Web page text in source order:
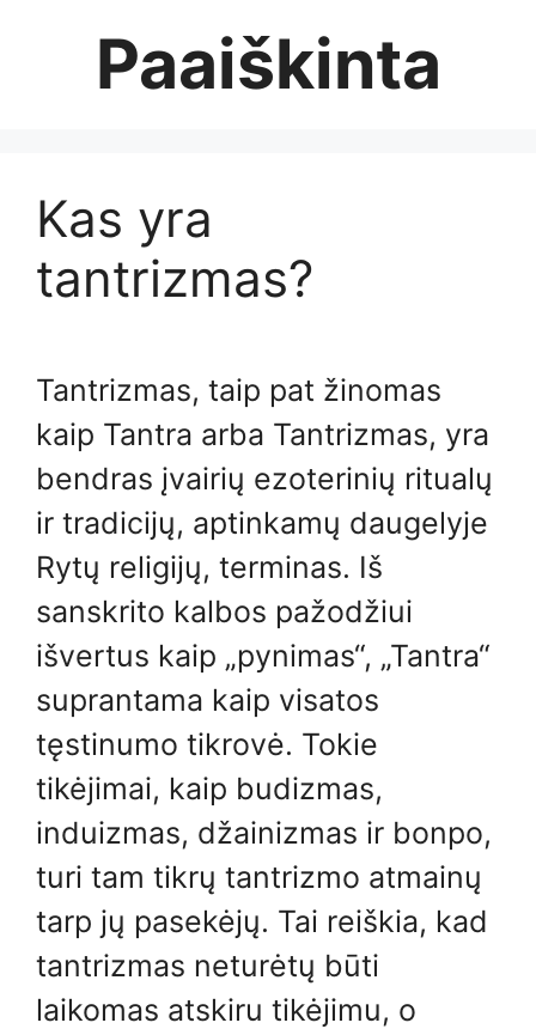
Paaiškinta
Kas yra
tantrizmas?
Tantrizmas, taip pat žinomas
kaip Tantra arba Tantrizmas, yra
bendras įvairių ezoterinių ritualų
ir tradicijų, aptinkamų daugelyje
Rytų religijų, terminas. Iš
sanskrito kalbos pažodžiui
išvertus kaip „pynimas“, „Tantra“
suprantama kaip visatos
tęstinumo tikrovė. Tokie
tikėjimai, kaip budizmas,
induizmas, džainizmas ir bonpo,
turi tam tikrų tantrizmo atmainų
tarp jų pasekėjų. Tai reiškia, kad
tantrizmas neturėtų būti
laikomas atskiru tikėjimu, o